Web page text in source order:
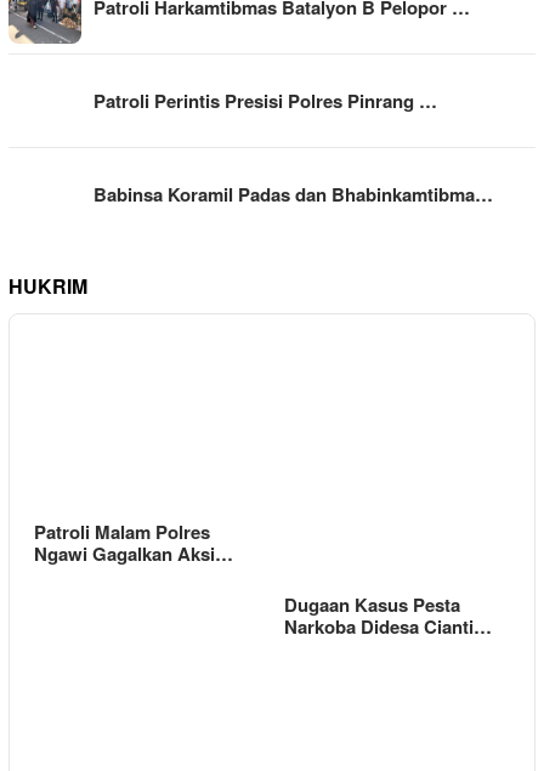
Patroli Harkamtibmas Batalyon B Pelopor …
Patroli Perintis Presisi Polres Pinrang …
Babinsa Koramil Padas dan Bhabinkamtibma…
HUKRIM
Patroli Malam Polres
Ngawi Gagalkan Aksi…
Dugaan Kasus Pesta
Narkoba Didesa Cianti…